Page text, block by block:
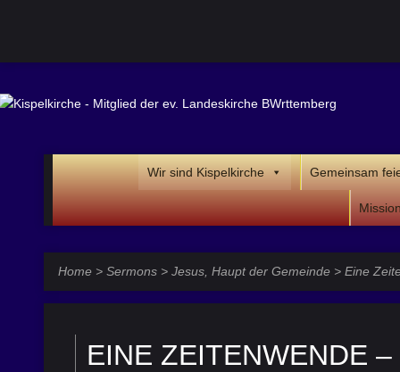
Wir sind Kispelkirche Gemeinsam
Home > Sermons > Jesus, Haupt der Gemeinde > Eine
EINE ZEITENWENDE